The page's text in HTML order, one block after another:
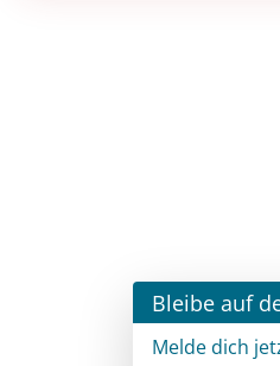
Bleibe auf
Melde dich